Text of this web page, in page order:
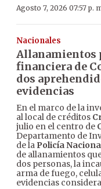
Agosto 7, 2026 07:57 p.
Nacionales
Allanamientos
financiera de
dos
evidencias
En el marco de la
al local de créditos
julio en el centro de
Departamento de
de la Policía
de allanamientos
dos personas, la
arma de fuego,
evidencias